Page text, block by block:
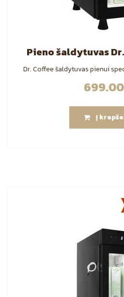
Pieno šaldytuvas
Dr. Coffee šaldytuvas pienui
699.00
Į